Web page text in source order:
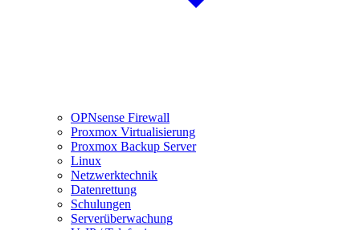
OPNsense Firewall
Proxmox Virtualisierung
Proxmox Backup Server
Linux
Netzwerktechnik
Datenrettung
Schulungen
Serverüberwachung